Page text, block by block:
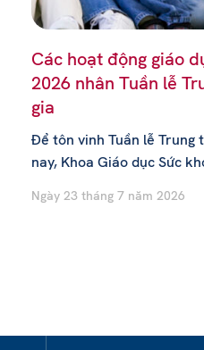
Các hoạt động giáo
2026 nhân Tuần lễ
gia
Để tôn vinh Tuần lễ Trung
nay, Khoa Giáo dục Sức
Ngày 23 tháng 7 năm 2026